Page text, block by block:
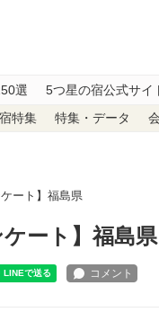
選 5つ星の宿公式サイ
特集 特集・データ
ート】福島県
ケート】福島県